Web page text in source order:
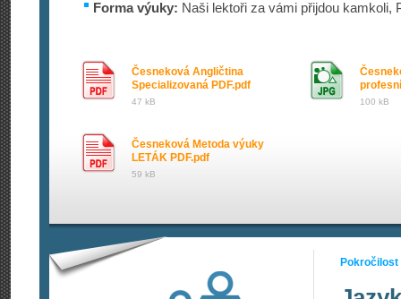
Forma výuky: Naši lektoři za vámi přijdou kamkoli,
Česneková Angličtina
Specializovaná PDF.pdf
47 kB 100 kB
Česneková Metoda výuky
LETÁK PDF.pdf
59 kB
Pokročilost